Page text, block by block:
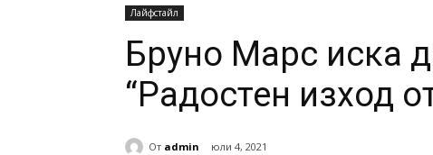
Лайфстайл
Бруно Марс иска
“Радостен изход
От admin юли 4, 2021